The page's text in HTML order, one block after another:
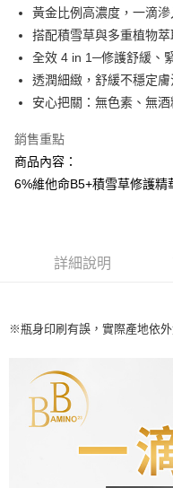
Apple Pay
街口支付
悠遊付
AFTEE先享後付
相關說明
AFTEE先享後付是「在收到商
便利好安心！
【「AFTEE先享後付」結帳流
３．收到繳費通知簡訊後14天
※ 請注意：結帳手續完成當下
購買商品的店家。未經商家同
後付繳納相關費用。
※ 交易是否成功請以「AFTEE
是否繳費成功／繳費後需取消
https://
7-11取貨付款
海外配送(普通)
黃金比例高濃度，一滴
搭配積雪草與多重植物萃
全效 4 in 1─修護舒緩、
透潤細緻，舒緩不穩定膚
安心把關：無色素、無酒
銷售重點
商品內容：
6%維他命B5+積雪草修護精
詳細說明
※瓶身印刷有誤，實際產地依